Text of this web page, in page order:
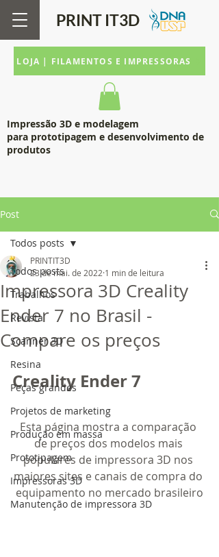
PRINT IT3D
LOJA | FILAMENTOS E IMPRESSORAS
Impressão 3D e modelagem
para prototipagem e desenvolvimento de
produtos
Post
Todos posts
Trabalhos
Revista
Scanner 3D
Resina
Peças grandes
Projetos de marketing
Produção em massa
Prototipagem
Impressoras 3D
Manutenção de impressora 3D
Todos posts
Impressora 3D Creality
Ender 7 no Brasil -
Compare os preços
PRINTIT3D
23 de mai. de 2022 1 min de leitura
Creality Ender 7
Esta página mostra a comparação
de preços dos modelos mais
populares de impressora 3D nos
maiores sites e canais de compra do
equipamento no mercado brasileiro